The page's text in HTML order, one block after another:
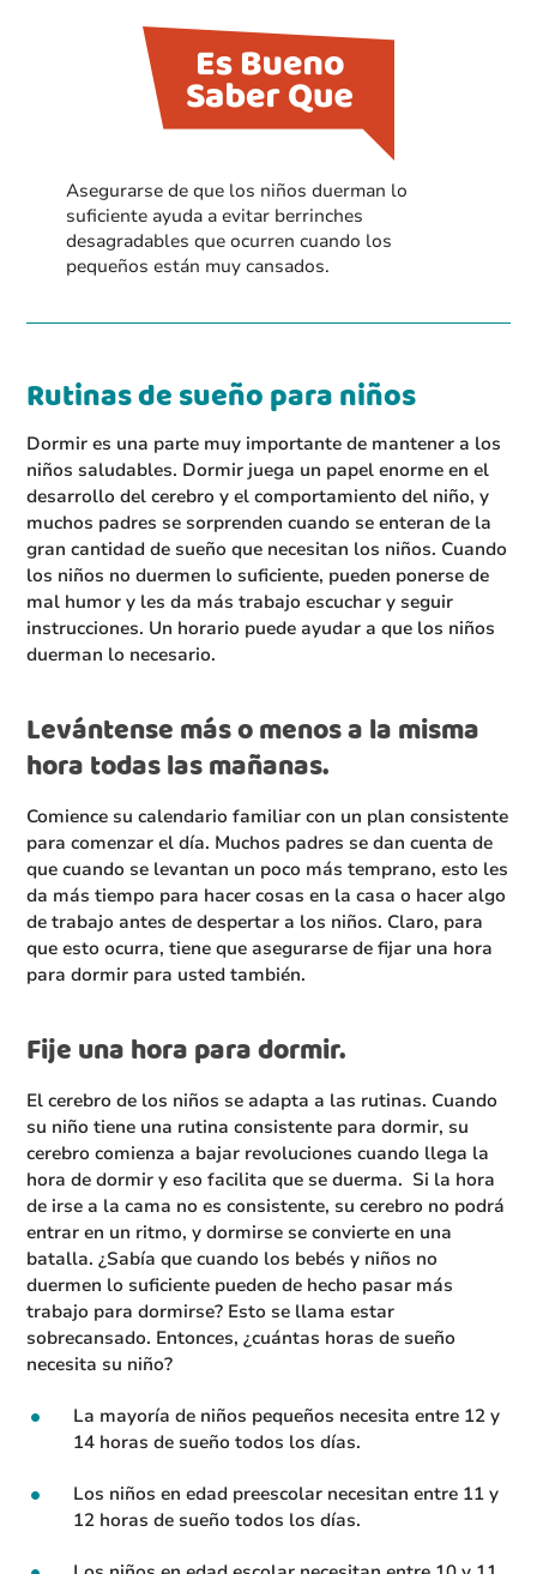
Asegurarse de que los niños duerman lo
suficiente ayuda a evitar berrinches
desagradables que ocurren cuando los
pequeños están muy cansados.
Rutinas de sueño para niños
Dormir es una parte muy importante de mantener a los
niños saludables. Dormir juega un papel enorme en el
desarrollo del cerebro y el comportamiento del niño, y
muchos padres se sorprenden cuando se enteran de la
gran cantidad de sueño que necesitan los niños. Cuando
los niños no duermen lo suficiente, pueden ponerse de
mal humor y les da más trabajo escuchar y seguir
instrucciones. Un horario puede ayudar a que los niños
duerman lo necesario.
Levántense más o menos a la misma
hora todas las mañanas.
Comience su calendario familiar con un plan consistente
para comenzar el día. Muchos padres se dan cuenta de
que cuando se levantan un poco más temprano, esto les
da más tiempo para hacer cosas en la casa o hacer algo
de trabajo antes de despertar a los niños. Claro, para
que esto ocurra, tiene que asegurarse de fijar una hora
para dormir para usted también.
Fije una hora para dormir.
El cerebro de los niños se adapta a las rutinas. Cuando
su niño tiene una rutina consistente para dormir, su
cerebro comienza a bajar revoluciones cuando llega la
hora de dormir y eso facilita que se duerma. Si la hora
de irse a la cama no es consistente, su cerebro no podrá
entrar en un ritmo, y dormirse se convierte en una
batalla. ¿Sabía que cuando los bebés y niños no
duermen lo suficiente pueden de hecho pasar más
trabajo para dormirse? Esto se llama estar
sobrecansado. Entonces, ¿cuántas horas de sueño
necesita su niño?
La mayoría de niños pequeños necesita entre 12 y
14 horas de sueño todos los días.
Los niños en edad preescolar necesitan entre 11 y
12 horas de sueño todos los días.